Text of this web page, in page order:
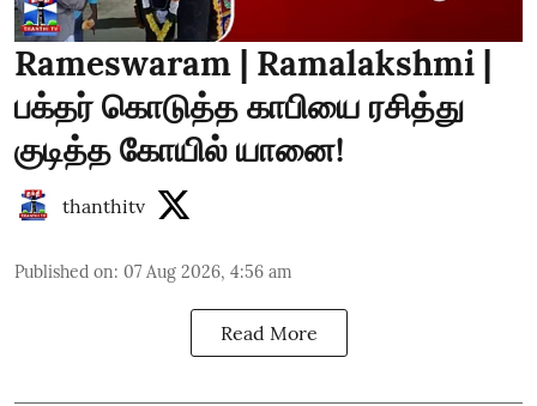
Rameswaram | Ramalakshmi |
பக்தர் கொடுத்த காபியை ரசித்து
குடித்த கோயில் யானை!
thanthitv
Published on: 07 Aug 2026, 4:56 am
Read More